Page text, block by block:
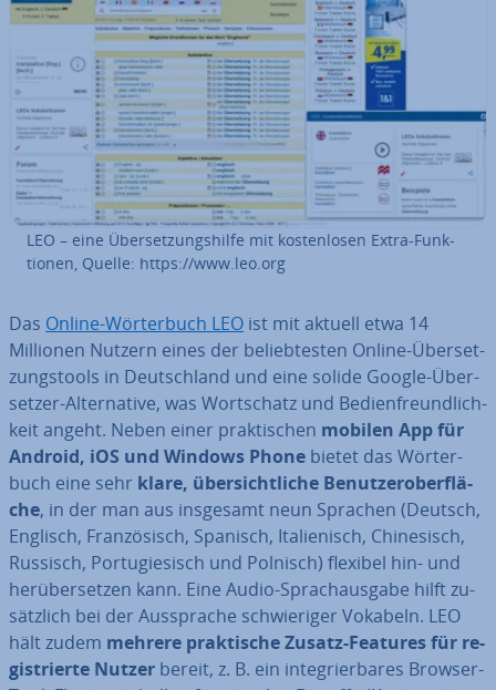
LEO – eine Über­set­zungs­hil­fe mit kos­ten­lo­sen Extra-Funk­
tio­nen, Quelle: https://www.leo.org
Das Online-Wör­ter­buch LEO ist mit aktuell etwa 14
Millionen Nutzern eines der be­lieb­tes­ten Online-Über­set­
zungs­tools in Deutsch­land und eine solide Google-Über­
set­zer-Al­ter­na­ti­ve, was Wort­schatz und Be­dien­freund­lich­
keit angeht. Neben einer prak­ti­schen mobilen Appfür
Android, iOS und Windows Phone bietet das Wör­ter­
buch eine sehr klare, über­sicht­li­che Be­nut­zer­ober­flä­
che, in der man aus insgesamt neun Sprachen (Deutsch,
Englisch, Fran­zö­sisch, Spanisch, Ita­lie­nisch, Chi­ne­sisch,
Russisch, Por­tu­gie­sisch und Polnisch) flexibel hin- und
her­über­set­zen kann. Eine Audio-Sprach­aus­ga­be hilft zu­
sätz­lich bei der Aus­spra­che schwie­ri­ger Vokabeln. LEO
hält zudem mehrere prak­ti­sche Zusatz-Features für re­
gis­trier­te Nutzer bereit, z. B. ein in­te­grier­ba­res Browser-